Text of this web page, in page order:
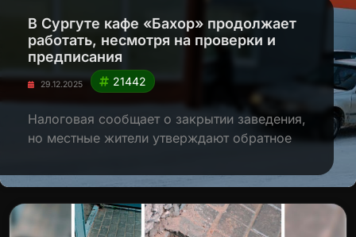
В Сургуте кафе «Бахор» продолжает
работать, несмотря на проверки и
предписания
29.12.2025 21442
Налоговая сообщает о закрытии заведения,
но местные жители утверждают обратное